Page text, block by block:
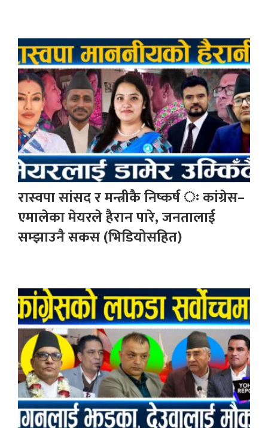
रास्वपा सांसद र मन्त्रीकै निष्कर्ष ः कांग्रेस–
एमालेका मेयरले हैरान पारे, जनतालाई
सम्झाउनै सकस (भिडियोसहित)